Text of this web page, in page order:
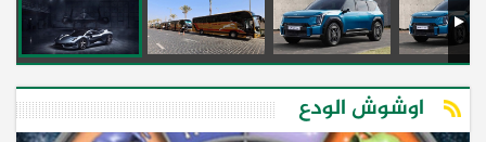
اوشوش الودع